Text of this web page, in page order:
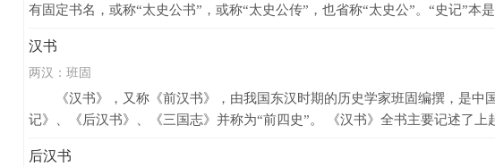
有固定书名，或称“太史公书”，或称“太史公传”，也省称“太史公”。“史记”本
汉书
两汉： 班固
《汉书》，又称《前汉书》，由我国东汉时期的历史学家班固编撰，是中
记》、《后汉书》、《三国志》并称为“前四史”。 《汉书》全书主要记述了上
后汉书